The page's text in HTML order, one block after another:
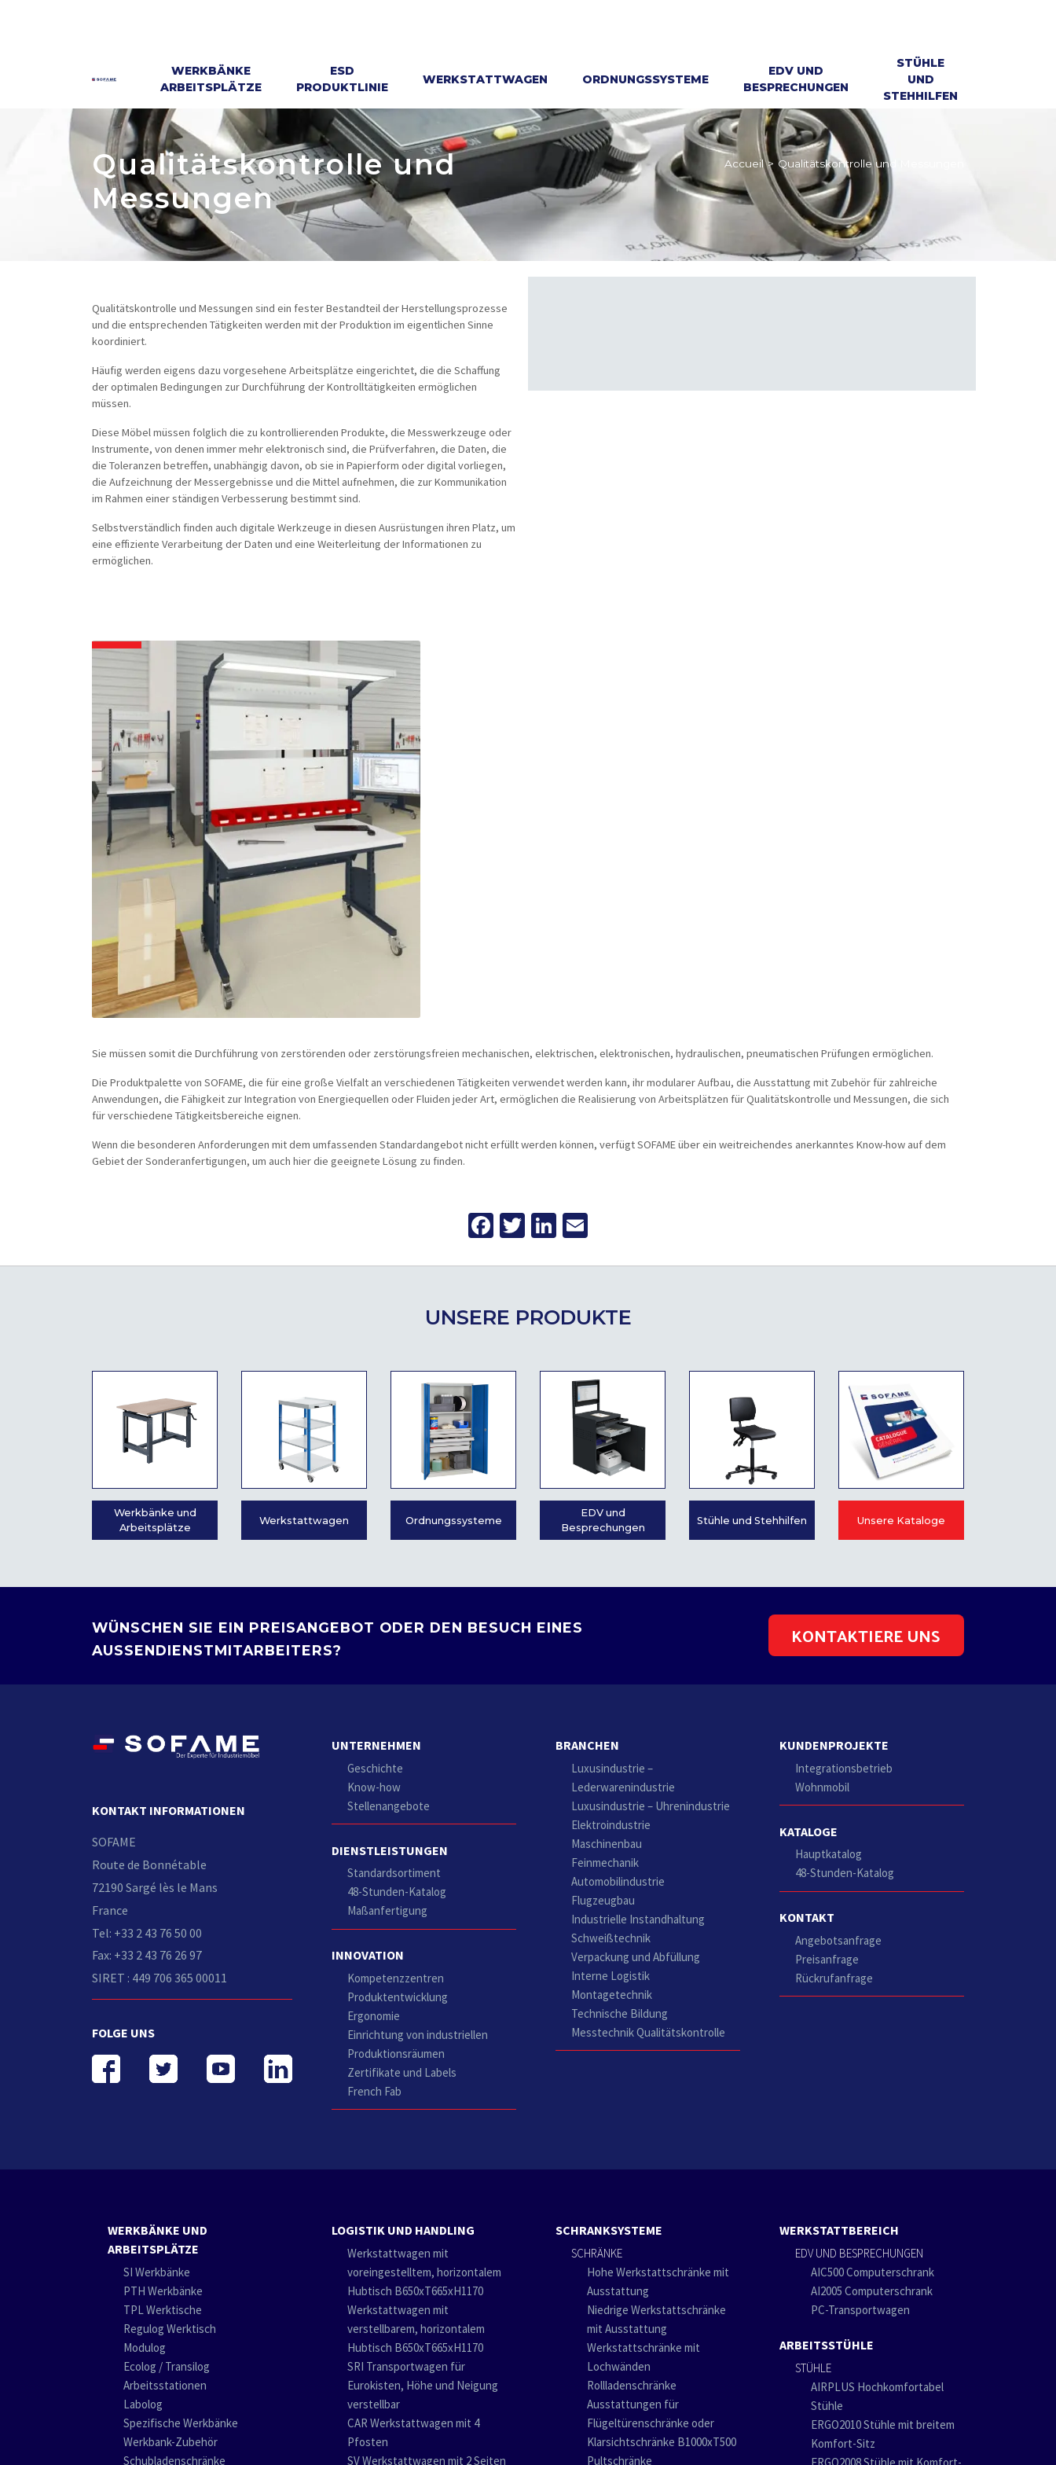
WERKBÄNKE
ARBEITSPLÄTZE
ESD
PRODUKTLINIE
WERKSTATTWAGEN ORDNUNGSSYSTEME
EDV UND
BESPRECHUNGEN
STÜHLE
UND
STEHHILFEN
Qualitätskontrolle und
Messungen
Accueil > Qualitätskontrolle und Messungen
Qualitätskontrolle und Messungen sind ein fester Bestandteil der Herstellungsprozesse
und die entsprechenden Tätigkeiten werden mit der Produktion im eigentlichen Sinne
koordiniert.
Häufig werden eigens dazu vorgesehene Arbeitsplätze eingerichtet, die die Schaffung
der optimalen Bedingungen zur Durchführung der Kontrolltätigkeiten ermöglichen
müssen.
Diese Möbel müssen folglich die zu kontrollierenden Produkte, die Messwerkzeuge oder
Instrumente, von denen immer mehr elektronisch sind, die Prüfverfahren, die Daten, die
die Toleranzen betreffen, unabhängig davon, ob sie in Papierform oder digital vorliegen,
die Aufzeichnung der Messergebnisse und die Mittel aufnehmen, die zur Kommunikation
im Rahmen einer ständigen Verbesserung bestimmt sind.
Selbstverständlich finden auch digitale Werkzeuge in diesen Ausrüstungen ihren Platz, um
eine effiziente Verarbeitung der Daten und eine Weiterleitung der Informationen zu
ermöglichen.
Sie müssen somit die Durchführung von zerstörenden oder zerstörungsfreien mechanischen, elektrischen, elektronischen, hydraulischen, pneumatischen Prüfungen ermöglichen.
Die Produktpalette von SOFAME, die für eine große Vielfalt an verschiedenen Tätigkeiten verwendet werden kann, ihr modularer Aufbau, die Ausstattung mit Zubehör für zahlreiche
Anwendungen, die Fähigkeit zur Integration von Energiequellen oder Fluiden jeder Art, ermöglichen die Realisierung von Arbeitsplätzen für Qualitätskontrolle und Messungen, die sich
für verschiedene Tätigkeitsbereiche eignen.
Wenn die besonderen Anforderungen mit dem umfassenden Standardangebot nicht erfüllt werden können, verfügt SOFAME über ein weitreichendes anerkanntes Know-how auf dem
Gebiet der Sonderanfertigungen, um auch hier die geeignete Lösung zu finden.
Facebook
TwitterLinkedIn
UNSERE PRODUKTE
Werkbänke und
Arbeitsplätze
Werkstattwagen Ordnungssysteme
EDV und
Besprechungen
Stühle und Stehhilfen Unsere Kataloge
WÜNSCHEN SIE EIN PREISANGEBOT ODER DEN BESUCH EINES
AUSSENDIENSTMITARBEITERS?
KONTAKTIERE UNS
KONTAKT INFORMATIONEN
SOFAME
Route de Bonnétable
72190 Sargé lès le Mans
France
Tel: +33 2 43 76 50 00
Fax: +33 2 43 76 26 97
SIRET : 449 706 365 00011
FOLGE UNS
UNTERNEHMEN
Geschichte
Know-how
Stellenangebote
DIENSTLEISTUNGEN
Standardsortiment
48-Stunden-Katalog
Maßanfertigung
INNOVATION
Kompetenzzentren
Produktentwicklung
Ergonomie
Einrichtung von industriellen
Produktionsräumen
Zertifikate und Labels
French Fab
BRANCHEN
Luxusindustrie –
Lederwarenindustrie
Luxusindustrie – Uhrenindustrie
Elektroindustrie
Maschinenbau
Feinmechanik
Automobilindustrie
Flugzeugbau
Industrielle Instandhaltung
Schweißtechnik
Verpackung und Abfüllung
Interne Logistik
Montagetechnik
Technische Bildung
Messtechnik Qualitätskontrolle
KUNDENPROJEKTE
Integrationsbetrieb
Wohnmobil
KATALOGE
Hauptkatalog
48-Stunden-Katalog
KONTAKT
Angebotsanfrage
Preisanfrage
Rückrufanfrage
WERKBÄNKE UND
ARBEITSPLÄTZE
SI Werkbänke
PTH Werkbänke
TPL Werktische
Regulog Werktisch
Modulog
Ecolog / Transilog
Arbeitsstationen
Labolog
Spezifische Werkbänke
Werkbank-Zubehör
Schubladenschränke
LOGISTIK UND HANDLING
Werkstattwagen mit
voreingestelltem, horizontalem
Hubtisch B650xT665xH1170
Werkstattwagen mit
verstellbarem, horizontalem
Hubtisch B650xT665xH1170
SRI Transportwagen für
Eurokisten, Höhe und Neigung
verstellbar
CAR Werkstattwagen mit 4
Pfosten
SV Werkstattwagen mit 2 Seiten
SCHRANKSYSTEME
SCHRÄNKE
Hohe Werkstattschränke mit
Ausstattung
Niedrige Werkstattschränke
mit Ausstattung
Werkstattschränke mit
Lochwänden
Rollladenschränke
Ausstattungen für
Flügeltürenschränke oder
Klarsichtschränke B1000xT500
Pultschränke
WERKSTATTBEREICH
EDV UND BESPRECHUNGEN
AIC500 Computerschrank
AI2005 Computerschrank
PC-Transportwagen
ARBEITSSTÜHLE
STÜHLE
AIRPLUS Hochkomfortabel
Stühle
ERGO2010 Stühle mit breitem
Komfort-Sitz
ERGO2008 Stühle mit Komfort-